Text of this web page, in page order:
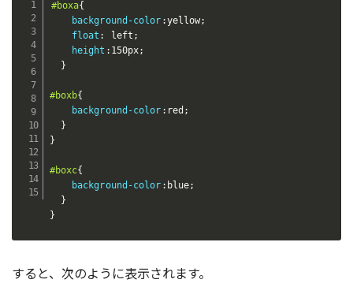
#boxa{
background-color :yellow;
float : left ;
height : 150px;
}
#boxb{
background-color : red ;
}
}
#boxc{
background-color : blue;
}
}
すると、次のように表示されます。